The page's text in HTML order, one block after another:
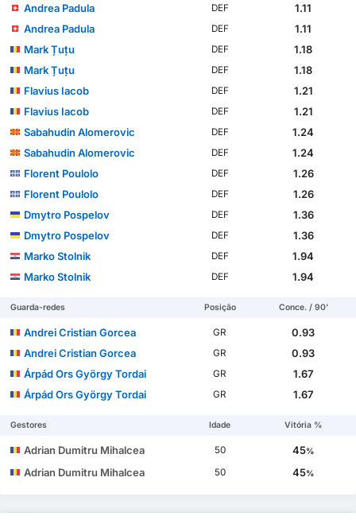
Andrea Padula DEF
1.11
Andrea Padula
DEF
1.11
Mark Țuțu
DEF
1.18
Mark Țuțu
DEF
1.18
Flavius Iacob
DEF
1.21
Flavius Iacob
DEF
1.21
Sabahudin Alomeroviс
DEF
1.24
Sabahudin Alomeroviс
DEF
1.24
Florent Poulolo
DEF
1.26
Florent Poulolo
DEF
1.26
Dmytro Pospelov
DEF
1.36
Dmytro Pospelov
DEF
1.36
Marko Stolnik
DEF
1.94
Marko Stolnik
DEF 1.94
Guarda-redes Posição Conce. / 90'
Andrei Cristian Gorcea GR
0.93
Andrei Cristian Gorcea
GR
0.93
Árpád Ors György Tordai
GR
1.67
Árpád Ors György Tordai
GR 1.67
Gestores Idade Vitória %
Adrian Dumitru Mihalcea 50 45%
Adrian Dumitru Mihalcea 50 45%